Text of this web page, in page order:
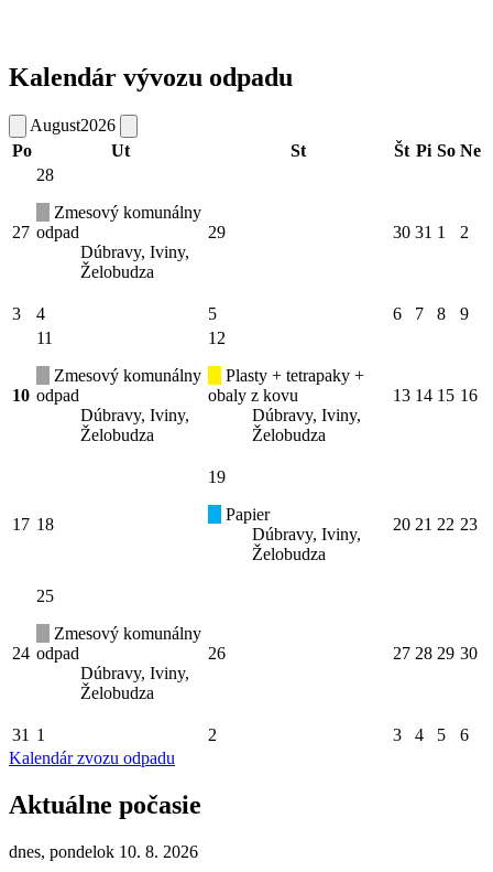
Kalendár vývozu odpadu
August2026
Po
Ut St Št Pi So Ne
27
28
Zmesový komunálny
odpad
Dúbravy, Iviny,
Želobudza
29 30 31 1 2
3 4 5 6 7 8 9
10
11
Zmesový komunálny
odpad
Dúbravy, Iviny,
Želobudza
12
Plasty + tetrapaky +
obaly z kovu
Dúbravy, Iviny,
Želobudza
13 14 15 16
17 18
19
Papier
Dúbravy, Iviny,
Želobudza
20 21 22 23
24
25
Zmesový komunálny
odpad
Dúbravy, Iviny,
Želobudza
26 27 28 29 30
31 1 2 3 4 5
6
Kalendár zvozu odpadu
Aktuálne počasie
dnes, pondelok 10. 8. 2026